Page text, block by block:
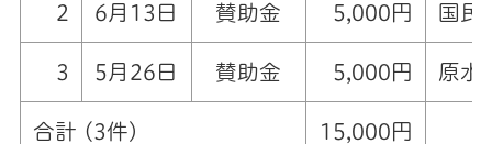
2 6月13日 賛助金 5,000円 国民
3 5月26日 賛助金 5,000円 原水
合計 (3件) 15,000円